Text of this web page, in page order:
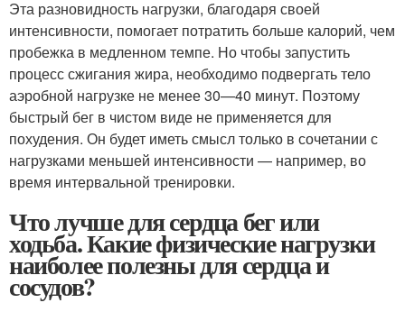
Эта разновидность нагрузки, благодаря своей
интенсивности, помогает потратить больше калорий, чем
пробежка в медленном темпе. Но чтобы запустить
процесс сжигания жира, необходимо подвергать тело
аэробной нагрузке не менее 30—40 минут. Поэтому
быстрый бег в чистом виде не применяется для
похудения. Он будет иметь смысл только в сочетании с
нагрузками меньшей интенсивности — например, во
время интервальной тренировки.
Что лучше для сердца бег или
ходьба. Какие физические нагрузки
наиболее полезны для сердца и
сосудов?